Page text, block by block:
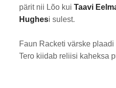
pärit nii Lõo kui Taavi
Hughesi sulest.
Faun Racketi värske
Tero kiidab reliisi kaheksa